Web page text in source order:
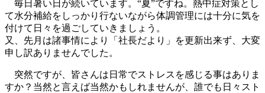
毎日暑い日が続いています。“夏”ですね。熱中症対策とし
て水分補給をしっかり行ないながら体調管理には十分に気を
付けて日々を過ごしていきましょう。
又、先月は諸事情により「社長だより」を更新出来ず、大変
申し訳ありませんでした。
突然ですが、皆さんは日常でストレスを感じる事はありま
すか？当然と言えば当然かもしれませんが、誰でも日々スト